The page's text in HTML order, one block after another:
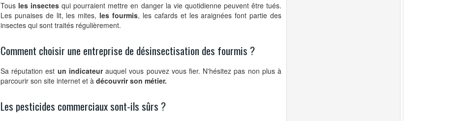
Tous les insectes qui pourraient mettre en danger la vie quotidienne peuvent être tués.
Les punaises de lit, les mites, les fourmis, les cafards et les araignées font partie des
insectes qui sont traités régulièrement.
Comment choisir une entreprise de désinsectisation des fourmis ?
Sa réputation est un indicateurauquel vous pouvez vous fier. N'hésitez pas non plus à
parcourir son site internet et à découvrir son métier.
Les pesticides commerciaux sont-ils sûrs ?